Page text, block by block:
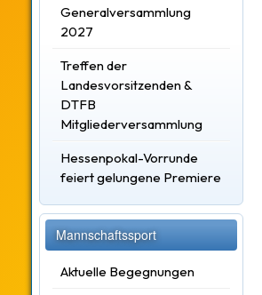
Generalversammlung
2027
Treffen der
Landesvorsitzenden &
DTFB
Mitgliederversammlung
Hessenpokal-Vorrunde
feiert gelungene Premiere
Mannschaftssport
Aktuelle Begegnungen